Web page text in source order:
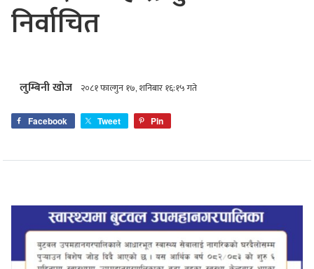
निर्वाचित
लुम्बिनी खोज २०८१ फाल्गुन १७, शनिबार १६:१५ गते
Facebook Tweet Pin